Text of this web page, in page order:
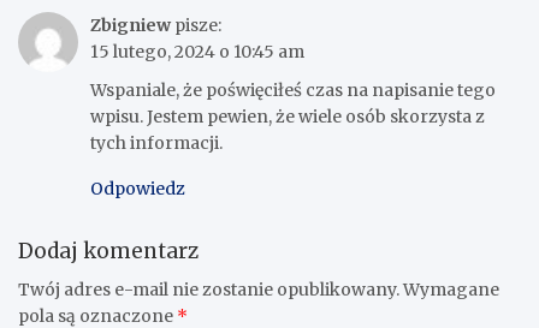
Zbigniew pisze:
15 lutego, 2024 o 10:45 am
Wspaniale, że poświęciłeś czas na napisanie tego
wpisu. Jestem pewien, że wiele osób skorzysta z
tych informacji.
Odpowiedz
Dodaj komentarz
Twój adres e-mail nie zostanie opublikowany.Wymagane
pola są oznaczone *